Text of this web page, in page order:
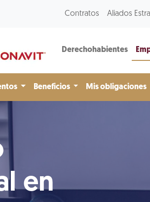
Contratos Aliados
Derechohabientes
Beneficios Mis obligaciones
en